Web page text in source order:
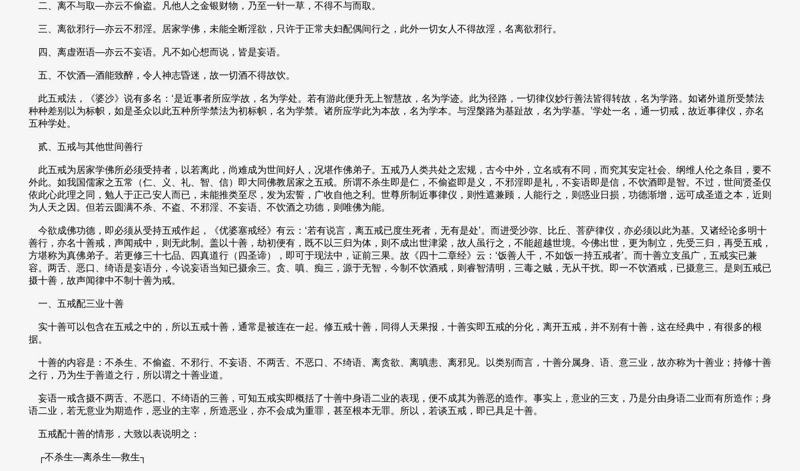
二、离不与取—亦云不偷盗。凡他人之金银财物，乃至一针一草，不得不与而取。
三、离欲邪行—亦云不邪淫。居家学佛，未能全断淫欲，只许于正常夫妇配偶间行之，此外一切女人不得故淫，名离欲邪行。
四、离虚诳语—亦云不妄语。凡不如心想而说，皆是妄语。
五、不饮酒—酒能致醉，令人神志昏迷，故一切酒不得故饮。
此五戒法，《婆沙》说有多名：‘是近事者所应学故，名为学处。若有游此便升无上智慧故，名为学迹。此为径路，一切律仪妙行善法皆得转故，名为学路。如诸外道所受禁法
种种差别以为标帜，如是圣众以此五种所学禁法为初标帜，名为学禁。诸所应学此为本故，名为学本。与涅槃路为基趾故，名为学基。’学处一名，通一切戒，故近事律仪，亦名
五种学处。
贰、五戒与其他世间善行
此五戒为居家学佛所必须受持者，以若离此，尚难成为世间好人，况堪作佛弟子。五戒乃人类共处之宏规，古今中外，立名或有不同，而究其安定社会、纲维人伦之条目，要不
外此。如我国儒家之五常（仁、义、礼、智、信）即大同佛教居家之五戒。所谓不杀生即是仁，不偷盗即是义，不邪淫即是礼，不妄语即是信，不饮酒即是智。不过，世间贤圣仅
依此心此理之同，勉人于正己安人而已，未能推类至尽，发为宏誓，广收自他之利。世尊所制近事律仪，则性遮兼顾，人能行之，则惑业日损，功德渐增，远可成圣道之本，近则
为人天之因。但若云圆满不杀、不盗、不邪淫、不妄语、不饮酒之功德，则唯佛为能。
今欲成佛功德，即必须从受持五戒作起，《优婆塞戒经》有云：‘若有说言，离五戒已度生死者，无有是处’。而进受沙弥、比丘、菩萨律仪，亦必须以此为基。又诸经论多明十
善行，亦名十善戒，声闻戒中，则无此制。盖以十善，劫初便有，既不以三归为体，则不成出世津梁，故人虽行之，不能超越世境。今佛出世，更为制立，先受三归，再受五戒，
方堪称为真佛弟子。若更修三十七品、四真道行（四圣谛），即可于现法中，证前三果。故《四十二章经》云：‘饭善人千，不如饭一持五戒者’。而十善立支虽广，五戒实已兼
容。两舌、恶口、绮语是妄语分，今说妄语当知已摄余三。贪、嗔、痴三，源于无智，今制不饮酒戒，则睿智清明，三毒之贼，无从干扰。即一不饮酒戒，已摄意三。是则五戒已
摄十善，故声闻律中不制十善为戒。
一、五戒配三业十善
实十善可以包含在五戒之中的，所以五戒十善，通常是被连在一起。修五戒十善，同得人天果报，十善实即五戒的分化，离开五戒，并不别有十善，这在经典中，有很多的根
据。
十善的内容是：不杀生、不偷盗、不邪行、不妄语、不两舌、不恶口、不绮语、离贪欲、离嗔恚、离邪见。以类别而言，十善分属身、语、意三业，故亦称为十善业；持修十善
之行，乃为生于善道之行，所以谓之十善业道。
妄语一戒含摄不两舌、不恶口、不绮语的三善，可知五戒实即概括了十善中身语二业的表现，便不成其为善恶的造作。事实上，意业的三支，乃是分由身语二业而有所造作；身
语二业，若无意业为期造作，恶业的主宰，所造恶业，亦不会成为重罪，甚至根本无罪。所以，若谈五戒，即已具足十善。
五戒配十善的情形，大致以表说明之：
┌不杀生—离杀生—救生┐